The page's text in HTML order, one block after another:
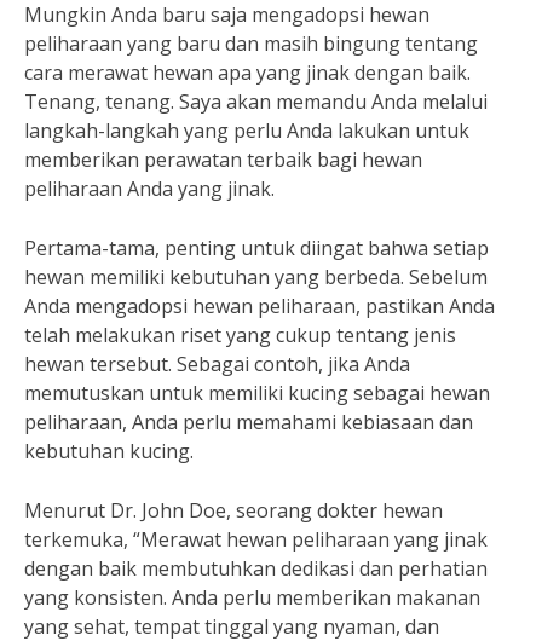
Mungkin Anda baru saja mengadopsi hewan
peliharaan yang baru dan masih bingung tentang
cara merawat hewan apa yang jinak dengan baik.
Tenang, tenang. Saya akan memandu Anda melalui
langkah-langkah yang perlu Anda lakukan untuk
memberikan perawatan terbaik bagi hewan
peliharaan Anda yang jinak.
Pertama-tama, penting untuk diingat bahwa setiap
hewan memiliki kebutuhan yang berbeda. Sebelum
Anda mengadopsi hewan peliharaan, pastikan Anda
telah melakukan riset yang cukup tentang jenis
hewan tersebut. Sebagai contoh, jika Anda
memutuskan untuk memiliki kucing sebagai hewan
peliharaan, Anda perlu memahami kebiasaan dan
kebutuhan kucing.
Menurut Dr. John Doe, seorang dokter hewan
terkemuka, “Merawat hewan peliharaan yang jinak
dengan baik membutuhkan dedikasi dan perhatian
yang konsisten. Anda perlu memberikan makanan
yang sehat, tempat tinggal yang nyaman, dan